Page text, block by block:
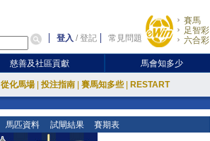
登入 /登記 常見問題
賽馬
足智彩
六合彩
慈善及社區貢獻 馬會知多少
從化馬場 投注指南 賽馬知多些 RESTART
馬匹資料 試閘結果 賽期表